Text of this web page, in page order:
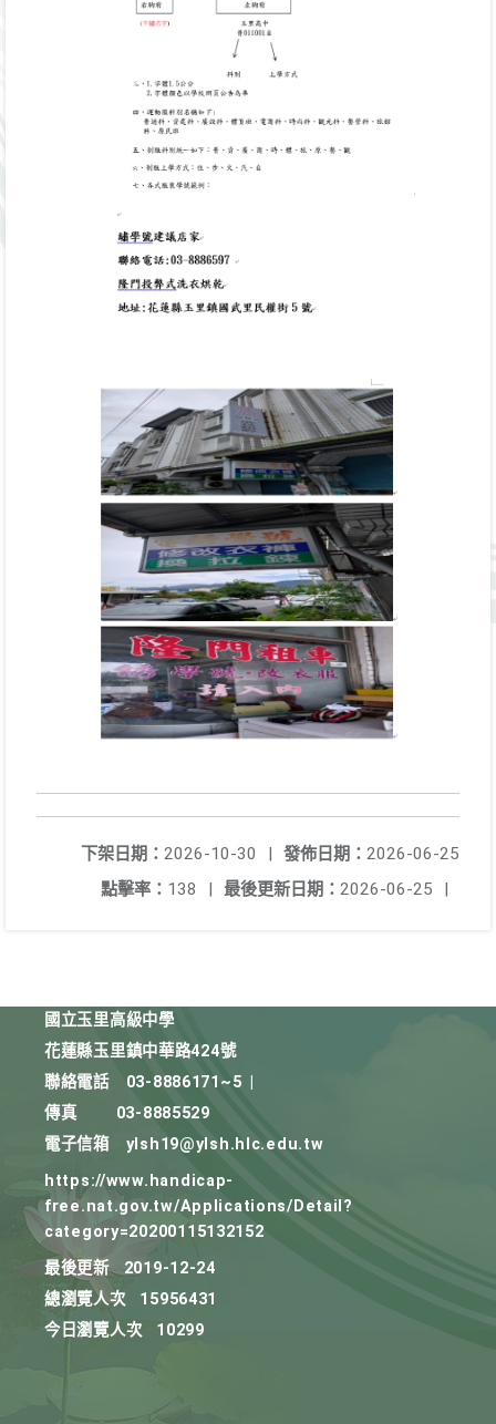
發佈日期： 2026-06-25
下架日期： 2026-10-30
|
最後更新日期： 2026-06-25 |
點擊率： 138 |
國立玉里高級中學
花蓮縣玉里鎮中華路424號
聯絡電話
03-8886171~5
傳真
03-8885529
電子信箱
ylsh19@ylsh.hlc.edu.tw
https://www.handicap-
free.nat.gov.tw/Applications/Detail?
category=20200115132152
最後更新
2019-12-24
總瀏覽人次
15956431
今日瀏覽人次
10299